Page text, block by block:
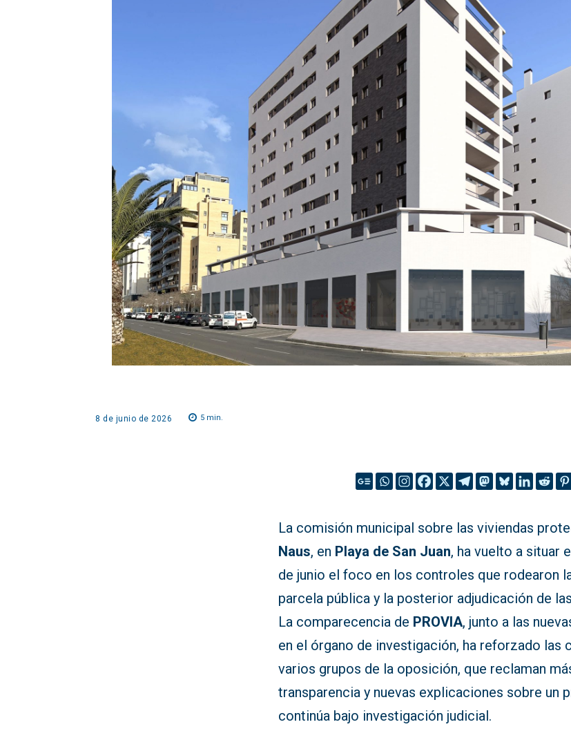
8 de junio de 2026 5 min.
La comisión municipal sobre las viviendas
Naus, en Playa de San Juan, ha vuelto a situar
de junio el foco en los controles que rodearon
parcela pública y la posterior adjudicación de
La comparecencia de PROVIA, junto a las
en el órgano de investigación, ha reforzado las
varios grupos de la oposición, que reclaman
transparencia y nuevas explicaciones sobre un
continúa bajo investigación judicial.